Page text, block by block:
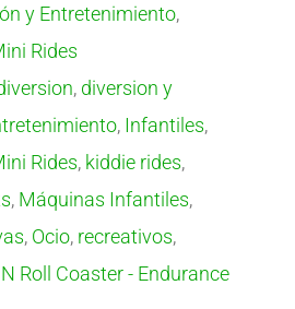
y Entretenimiento,
Rides
, diversion y
, Infantiles,
Rides, kiddie rides,
, Máquinas Infantiles,
, Ocio, recreativos,
Roll Coaster - Endurance